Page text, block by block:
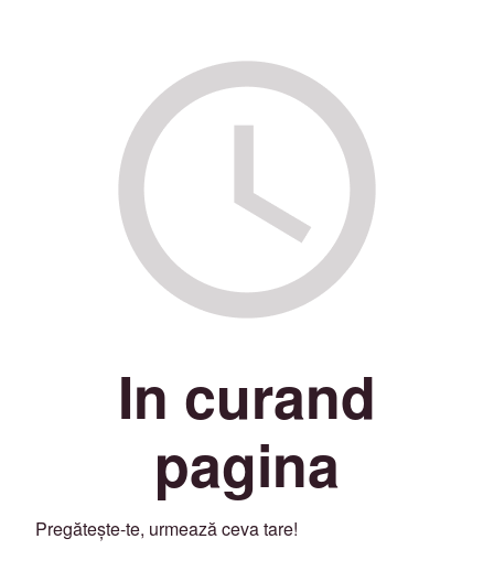
In curand
pagina
Pregătește-te, urmează ceva tare!